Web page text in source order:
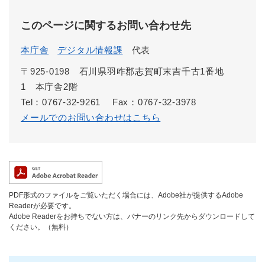
このページに関するお問い合わせ先
本庁舎 デジタル情報課 代表
〒925-0198 石川県羽咋郡志賀町末吉千古1番地
1 本庁舎2階
Tel：0767-32-9261
Fax：0767-32-3978
メールでのお問い合わせはこちら
PDF形式のファイルをご覧いただく場合には、Adobe社が提供するAdobe
Readerが必要です。
Adobe Readerをお持ちでない方は、バナーのリンク先からダウンロードして
ください。（無料）